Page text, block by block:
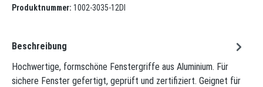
Produktnummer: 1002-3035-12DI
Beschreibung
Hochwertige, formschöne Fenstergriffe aus Aluminium. Für
sichere Fenster gefertigt, geprüft und zertifiziert. Geignet für